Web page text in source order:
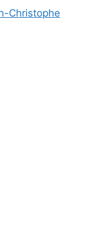
Christophe